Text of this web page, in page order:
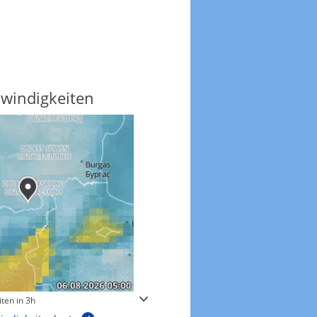
in 3h Gewitterrisiko in 3h